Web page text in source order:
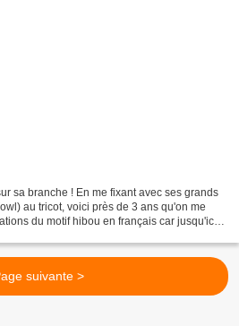
sa branche ! En me fixant avec ses grands
au tricot, voici près de 3 ans qu'on me
du motif hibou en français car jusqu'ici
suivante >